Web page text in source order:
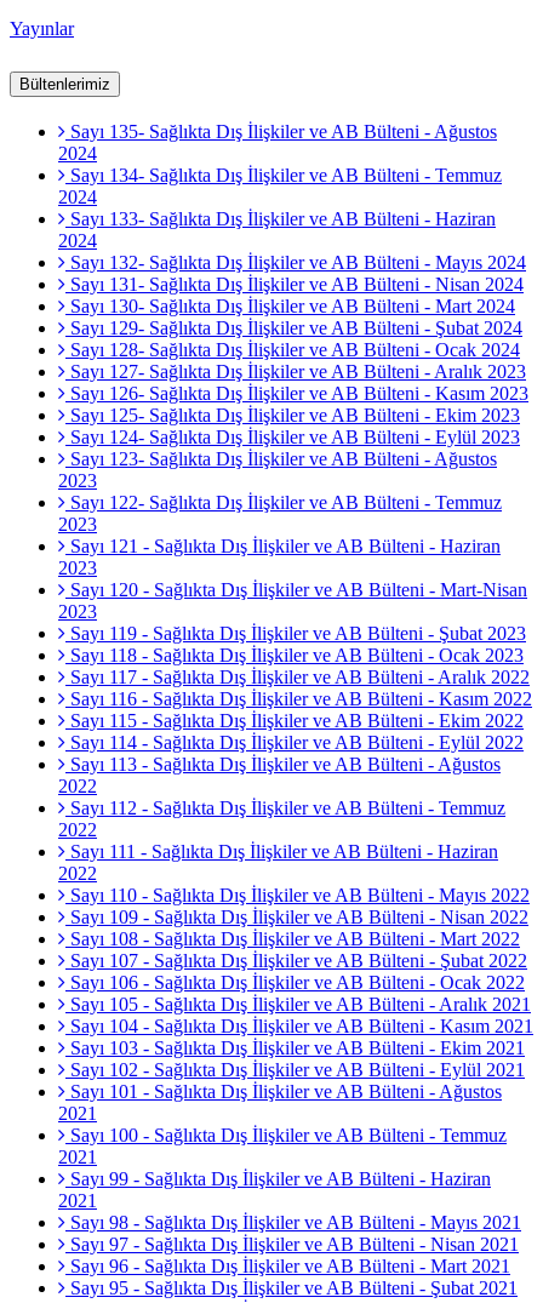
Yayınlar
Bültenlerimiz
Sayı 135- Sağlıkta Dış İlişkiler ve AB Bülteni - Ağustos
2024
Sayı 134- Sağlıkta Dış İlişkiler ve AB Bülteni - Temmuz
2024
Sayı 133- Sağlıkta Dış İlişkiler ve AB Bülteni - Haziran
2024
Sayı 132- Sağlıkta Dış İlişkiler ve AB Bülteni - Mayıs 2024
Sayı 131- Sağlıkta Dış İlişkiler ve AB Bülteni - Nisan 2024
Sayı 130- Sağlıkta Dış İlişkiler ve AB Bülteni - Mart 2024
Sayı 129- Sağlıkta Dış İlişkiler ve AB Bülteni - Şubat 2024
Sayı 128- Sağlıkta Dış İlişkiler ve AB Bülteni - Ocak 2024
Sayı 127- Sağlıkta Dış İlişkiler ve AB Bülteni - Aralık 2023
Sayı 126- Sağlıkta Dış İlişkiler ve AB Bülteni - Kasım 2023
Sayı 125- Sağlıkta Dış İlişkiler ve AB Bülteni - Ekim 2023
Sayı 124- Sağlıkta Dış İlişkiler ve AB Bülteni - Eylül 2023
Sayı 123- Sağlıkta Dış İlişkiler ve AB Bülteni - Ağustos
2023
Sayı 122- Sağlıkta Dış İlişkiler ve AB Bülteni - Temmuz
2023
Sayı 121 - Sağlıkta Dış İlişkiler ve AB Bülteni - Haziran
2023
Sayı 120 - Sağlıkta Dış İlişkiler ve AB Bülteni - Mart-Nisan
2023
Sayı 119 - Sağlıkta Dış İlişkiler ve AB Bülteni - Şubat 2023
Sayı 118 - Sağlıkta Dış İlişkiler ve AB Bülteni - Ocak 2023
Sayı 117 - Sağlıkta Dış İlişkiler ve AB Bülteni - Aralık 2022
Sayı 116 - Sağlıkta Dış İlişkiler ve AB Bülteni - Kasım 2022
Sayı 115 - Sağlıkta Dış İlişkiler ve AB Bülteni - Ekim 2022
Sayı 114 - Sağlıkta Dış İlişkiler ve AB Bülteni - Eylül 2022
Sayı 113 - Sağlıkta Dış İlişkiler ve AB Bülteni - Ağustos
2022
Sayı 112 - Sağlıkta Dış İlişkiler ve AB Bülteni - Temmuz
2022
Sayı 111 - Sağlıkta Dış İlişkiler ve AB Bülteni - Haziran
2022
Sayı 110 - Sağlıkta Dış İlişkiler ve AB Bülteni - Mayıs 2022
Sayı 109 - Sağlıkta Dış İlişkiler ve AB Bülteni - Nisan 2022
Sayı 108 - Sağlıkta Dış İlişkiler ve AB Bülteni - Mart 2022
Sayı 107 - Sağlıkta Dış İlişkiler ve AB Bülteni - Şubat 2022
Sayı 106 - Sağlıkta Dış İlişkiler ve AB Bülteni - Ocak 2022
Sayı 105 - Sağlıkta Dış İlişkiler ve AB Bülteni - Aralık 2021
Sayı 104 - Sağlıkta Dış İlişkiler ve AB Bülteni - Kasım 2021
Sayı 103 - Sağlıkta Dış İlişkiler ve AB Bülteni - Ekim 2021
Sayı 102 - Sağlıkta Dış İlişkiler ve AB Bülteni - Eylül 2021
Sayı 101 - Sağlıkta Dış İlişkiler ve AB Bülteni - Ağustos
2021
Sayı 100 - Sağlıkta Dış İlişkiler ve AB Bülteni - Temmuz
2021
Sayı 99 - Sağlıkta Dış İlişkiler ve AB Bülteni - Haziran
2021
Sayı 98 - Sağlıkta Dış İlişkiler ve AB Bülteni - Mayıs 2021
Sayı 97 - Sağlıkta Dış İlişkiler ve AB Bülteni - Nisan 2021
Sayı 96 - Sağlıkta Dış İlişkiler ve AB Bülteni - Mart 2021
Sayı 95 - Sağlıkta Dış İlişkiler ve AB Bülteni - Şubat 2021